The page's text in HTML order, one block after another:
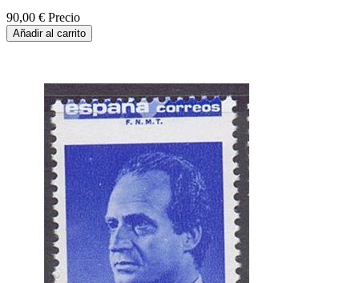
90,00 € Precio
Añadir al carrito